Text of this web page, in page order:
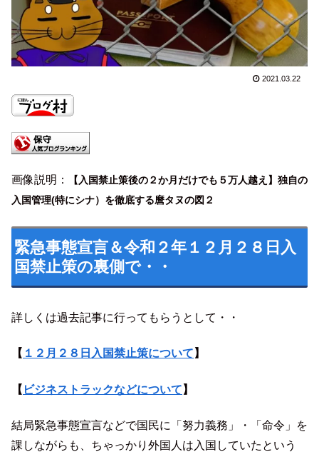
2021.03.22
画像説明：
【入国禁止策後の２か月だけでも５万人越え】独自の
入国管理(特にシナ）を徹底する麿タヌの図２
緊急事態宣言＆令和２年１２月２８日入
国禁止策の裏側で・・
詳しくは過去記事に行ってもらうとして・・
【 １２月２８日入国禁止策について 】
【 ビジネストラックなどについて 】
結局緊急事態宣言などで国民に「努力義務」・「命令」を
課しながらも、ちゃっかり外国人は入国していたという